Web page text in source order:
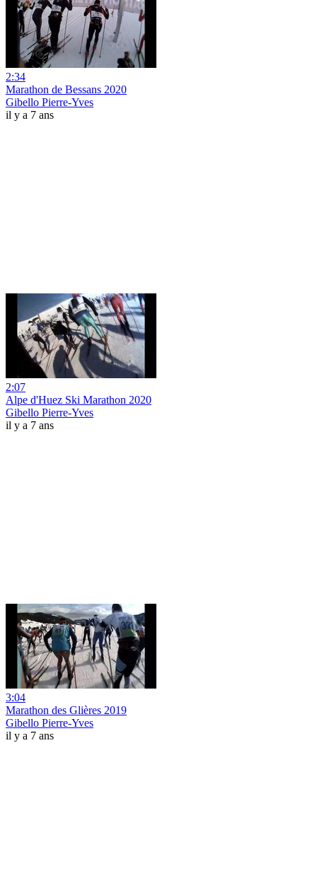
2:34
Marathon de Bessans 2020
Gibello Pierre-Yves
il y a 7 ans
2:07
Alpe d'Huez Ski Marathon 2020
Gibello Pierre-Yves
il y a 7 ans
3:04
Marathon des Glières 2019
Gibello Pierre-Yves
il y a 7 ans